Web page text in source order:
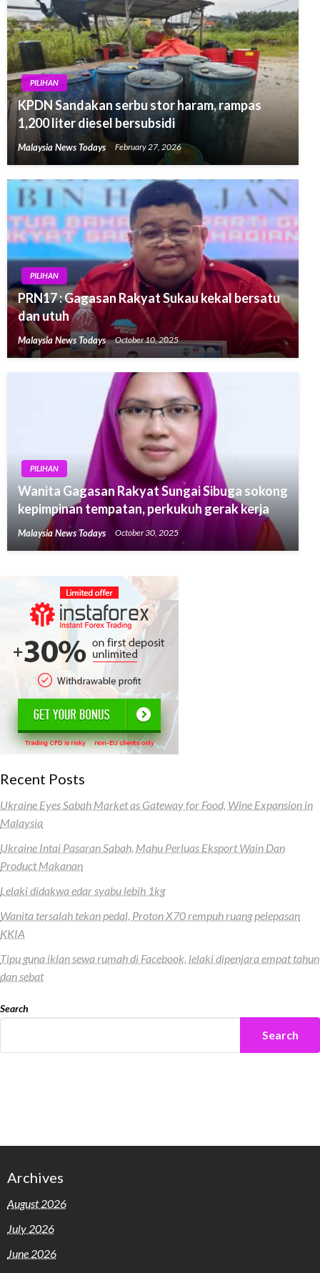
PILIHAN
KPDN Sandakan serbu stor haram, rampas
1,200 liter diesel bersubsidi
Malaysia News Todays February 27, 2026
PILIHAN
PRN17 : Gagasan Rakyat Sukau kekal bersatu
dan utuh
Malaysia News Todays October 10, 2025
PILIHAN
Wanita Gagasan Rakyat Sungai Sibuga sokong
kepimpinan tempatan, perkukuh gerak kerja
Malaysia News Todays October 30, 2025
Recent Posts
Ukraine Eyes Sabah Market as Gateway for Food, Wine Expansion in
Malaysia
Ukraine Intai Pasaran Sabah, Mahu Perluas Eksport Wain Dan
Product Makanan
Lelaki didakwa edar syabu lebih 1kg
Wanita tersalah tekan pedal, Proton X70 rempuh ruang pelepasan
KKIA
Tipu guna iklan sewa rumah di Facebook, lelaki dipenjara empat tahun
dan sebat
Search
Search
Archives
August 2026
July 2026
June 2026